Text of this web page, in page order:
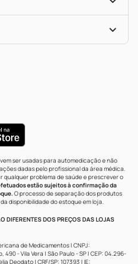
ser usadas para automedicação e não
dadas pelo profissional da área médica.
qualquer problema de saúde e prescrever o
estão sujeitos à confirmação da
O processo de separação dos produtos
disponibilidade do estoque em loja.
DIFERENTES DOS PREÇOS DAS LOJAS
de Medicamentos | CNPJ:
- Vila Vera | São Paulo - SP | CEP: 04.296-
Deodato | CRF/SP: 107393 | IE: